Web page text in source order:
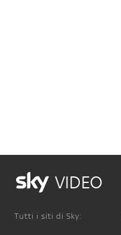
VIDEO
Tutti i siti di Sky: